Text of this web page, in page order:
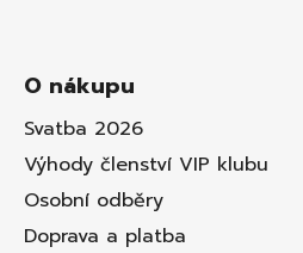
O nákupu
Svatba 2026
Výhody členství VIP klubu
Osobní odběry
Doprava a platba